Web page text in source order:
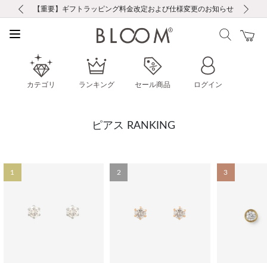
お修理・アフターサービスのご案内
【重要】令和８年熊本地震に伴う集配への影響について
【重要】ギフトラッピング料金改定および仕様変更のお知らせ
【重要】夏季休業の営業についてのご案内
税込5,500円以上で送料無料｜最短24時間以内に発送
新規会員登録で1000ポイントプレゼント！
新規LINE友だち登録で500円クーポンプレゼント
会員限定！レビュー投稿で100ポイントプレゼント
お修理・アフターサービスのご案内
【重要】令和８年熊本地震に伴う集配への影響について
カテゴリ ランキング セール商品 ログイン
ピアス RANKING
1 2 3